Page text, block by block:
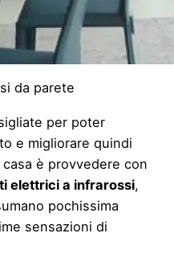
da parete
per poter
e migliorare quindi
casa è provvedere con
elettrici a infrarossi,
pochissima
sensazioni di